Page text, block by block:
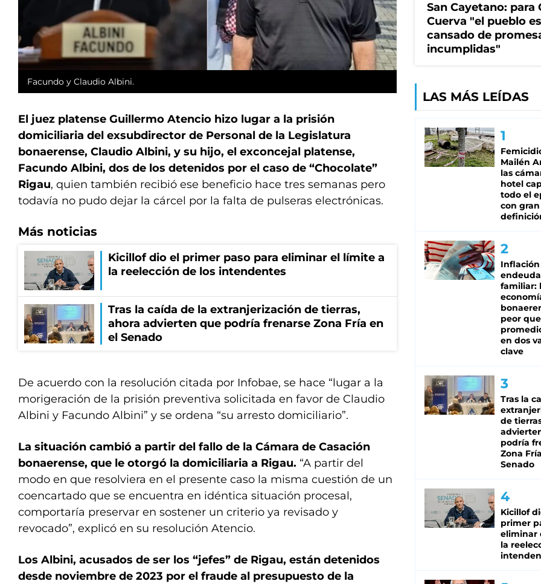
Facundo y Claudio Albini.
El juez platense Guillermo Atencio hizo lugar a la prisión
domiciliaria del exsubdirector de Personal de la Legislatura
bonaerense, Claudio Albini, y su hijo, el exconcejal platense,
Facundo Albini, dos de los detenidos por el caso de “Chocolate”
Rigau, quien también recibió ese beneficio hace tres semanas pero
todavía no pudo dejar la cárcel por la falta de pulseras electrónicas.
Más noticias
Kicillof dio el primer paso para eliminar el límite a
la reelección de los intendentes
Tras la caída de la extranjerización de tierras,
ahora advierten que podría frenarse Zona Fría en
el Senado
De acuerdo con la resolución citada por Infobae, se hace “lugar a la
morigeración de la prisión preventiva solicitada en favor de Claudio
Albini y Facundo Albini” y se ordena “su arresto domiciliario”.
La situación cambió a partir del fallo de la Cámara de Casación
bonaerense, que le otorgó la domiciliaria a Rigau. “A partir del
modo en que resolviera en el presente caso la misma cuestión de un
coencartado que se encuentra en idéntica situación procesal,
comportaría preservar en sostener un criterio ya revisado y
revocado”, explicó en su resolución Atencio.
Los Albini, acusados de ser los “jefes” de Rigau, están detenidos
desde noviembre de 2023 por el fraude al presupuesto de la
San Cayetano: para
Cuerva "el pueblo
cansado de
incumplidas"
LAS MÁS LEÍDAS
Mailén
las
hotel
todo el
con gran
Inflación
familiar:
peor
en dos
clave
Tras la
de
podría
Zona
Senado
Kicillof
primer
eliminar
la